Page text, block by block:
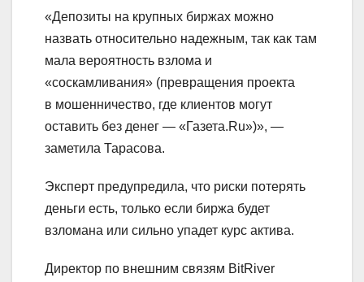
«Депозиты на крупных биржах можно
назвать относительно надежным, так как там
мала вероятность взлома и
«соскамливания» (превращения проекта
в мошенничество, где клиентов могут
оставить без денег — «Газета.Ru»)», —
заметила Тарасова.
Эксперт предупредила, что риски потерять
деньги есть, только если биржа будет
взломана или сильно упадет курс актива.
Директор по внешним связям BitRiver